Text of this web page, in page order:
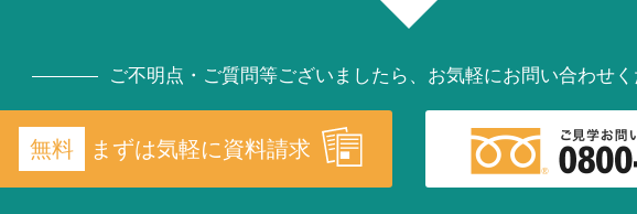
ご不明点・ご質問等ございましたら、 お気軽にお問い合わせく
無料 まずは気軽に資料請求